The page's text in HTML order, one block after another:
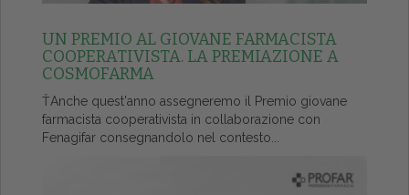
UN PREMIO AL GIOVANE FARMACISTA
COOPERATIVISTA. LA PREMIAZIONE A
COSMOFARMA
ŤAnche quest'anno assegneremo il Premio giovane
farmacista cooperativista in collaborazione con
Fenagifar consegnandolo nel contesto...